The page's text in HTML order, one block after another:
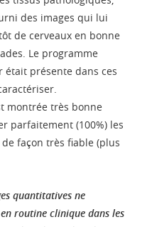
des images qui lui
de cerveaux en bonne
Le programme
présente dans ces
montrée très bonne
parfaitement (100%) les
façon très fiable (plus
quantitatives ne
routine clinique dans les